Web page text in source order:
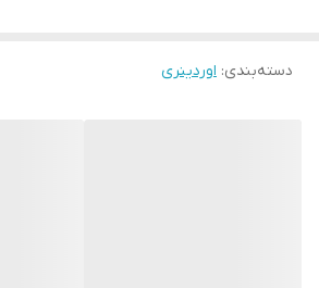
دارای چسبندگی زیاد و بافت بسیار سبک
دسته‌بندی: اوردینری